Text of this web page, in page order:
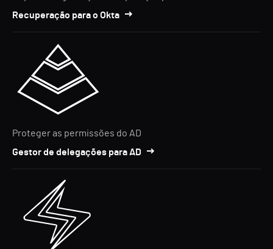
Recuperação para o Okta
Proteger as permissões do AD
Gestor de delegações para AD